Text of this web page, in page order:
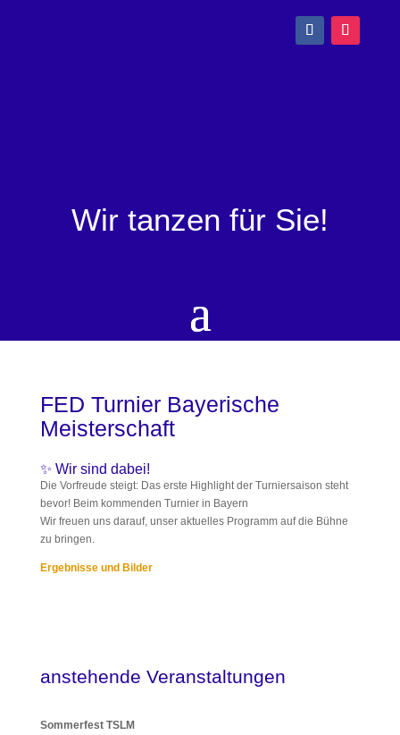
Wir tanzen für Sie!
FED Turnier Bayerische
Meisterschaft
✨ Wir sind dabei!
Die Vorfreude steigt: Das erste Highlight der Turniersaison steht
bevor! Beim kommenden Turnier in Bayern
Wir freuen uns darauf, unser aktuelles Programm auf die Bühne
zu bringen.
Ergebnisse und Bilder
anstehende Veranstaltungen
Sommerfest TSLM